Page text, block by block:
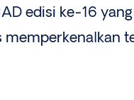
edisi ke-16